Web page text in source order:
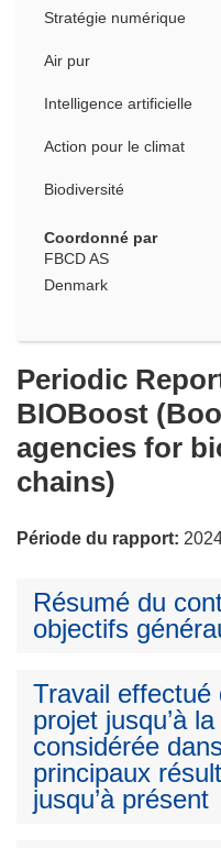
Stratégie numérique
Air pur
Intelligence artificielle
Action pour le climat
Biodiversité
Coordonné par
FBCD AS
Denmark
Periodic
BIOBoost
agencies for
chains)
Période du rapport:
Résumé du
objectifs
Travail effectué
projet jusqu’à
considérée
principaux
jusqu’à présent